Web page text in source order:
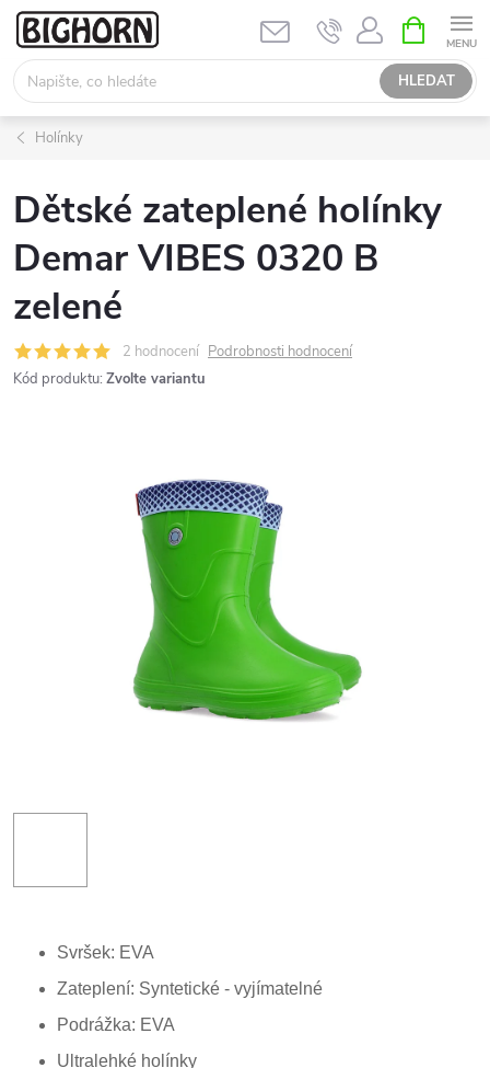
Přejít
obsah
HLEDAT
NÁKUPNÍ
KOŠÍK
Holínky
Dětské zateplené holínky
Demar VIBES 0320 B
zelené
2 hodnocení Podrobnosti hodnocení
Kód produktu: Zvolte variantu
Svršek: EVA
Zateplení: Syntetické - vyjímatelné
Podrážka: EVA
Ultralehké holínky